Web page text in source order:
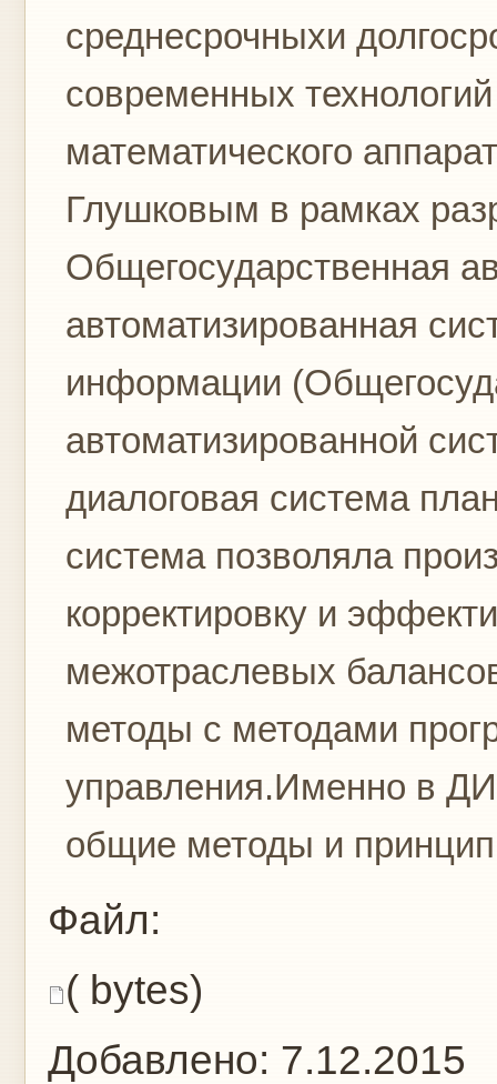
среднесрочныхи
современных
математического
Глушковым в рамках
Общегосударственная
автоматизированная
информации
автоматизированной
диалоговая система
система позволяла
корректировку и
межотраслевых
методы с методами
управления.Именно в
общие методы и
Файл:
( bytes)
Добавлено: 7.12.2015